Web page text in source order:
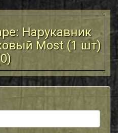
Нарукавник
Most (1 шт)
0)